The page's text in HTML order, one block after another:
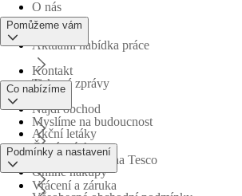
O nás
Aktuální nabídka práce
Tiskové zprávy
Myslíme na budoucnost
Obchodní skupina Tesco
Pomůžeme vám
Kontakt
Najdi obchod
Časté otázky
Vrácení a záruka
Co nabízíme
Akční letáky
Online nákupy
Podmínky a nastavení